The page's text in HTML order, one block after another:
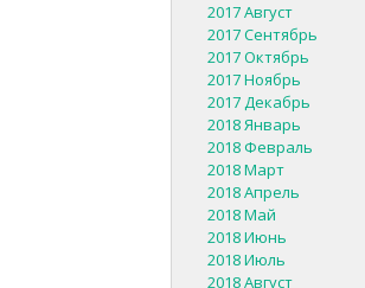
2017 Август
2017 Сентябрь
2017 Октябрь
2017 Ноябрь
2017 Декабрь
2018 Январь
2018 Февраль
2018 Март
2018 Апрель
2018 Май
2018 Июнь
2018 Июль
2018 Август